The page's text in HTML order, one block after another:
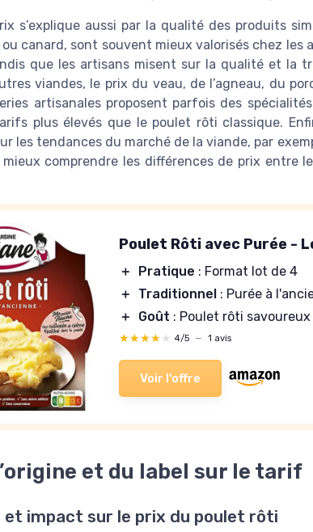
s’explique aussi par la qualité des produits
canard, sont souvent mieux valorisés chez les
que les artisans misent sur la qualité et la
viandes, le prix du veau, de l’agneau, du
artisanales proposent parfois des
plus élevés que le poulet rôti classique.
les tendances du marché de la viande, par
mieux comprendre les différences de prix entre
Poulet Rôti avec Purée -
＋ Pratique : Format lot de 4
＋
Traditionnel : Purée à
＋
Goût : Poulet rôti savoureux
★★★★★
★★★★★ 4/5 — 1 avis
Voir l'offre
et du label sur le tarif
et impact sur le prix du poulet rôti